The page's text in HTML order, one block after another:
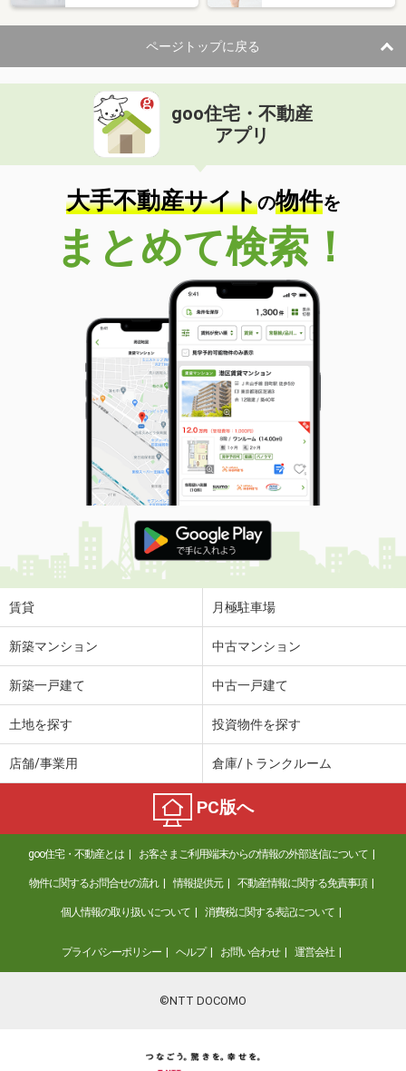
住 所
愛知県名古屋市千種区穂波町３
専有面積 76.11m²
間取り
3LDK
愛知県名古屋市千種区内山３
価 格
1億3,500万円
住 所
愛知県名古屋市千種区内山３
専有面積 85.68m²
間取り
3LDK
愛知県名古屋市千種区千代田橋１
価 格
3,490万円
愛知県名古屋市千種区千代田橋１
86.27m²
間取り
3LDK
愛知県春日井市上条町１丁目
価 格
1,890万円
住 所
愛知県春日井市上条町１丁目
専有面積 66.21m²
間取り
3LDK
愛知県春日井市上条町１丁目
価 格
1,750万円
住 所
愛知県春日井市上条町１丁目
専有面積
愛知県名古屋市港区入船２丁目
4,880万円
1,950万円
住 所
愛知県岡崎市末広町
専有面積 86.58m²
間取り
2LDK
愛知県岡崎市末広町
価 格
1,950万円
住 所
愛知県岡崎市末広町
86.58m²
愛知県名古屋市千種区自由ケ丘２
ページトップに戻る
goo住宅・不動産
アプリ
大手不動産サイトの物件を
まとめて検索！
賃貸 月極駐車場
新築マンション 中古マンション
新築一戸建て 中古一戸建て
土地を探す 投資物件を探す
店舗/事業用 倉庫/トランクルーム
PC版へ
goo住宅・不動産とは お客さまご利用端末からの情報の外部送信について
物件に関するお問合せの流れ 情報提供元 不動産情報に関する免責事項
個人情報の取り扱いについて 消費税に関する表記について
プライバシーポリシー ヘルプ お問い合わせ 運営会社
©NTT DOCOMO